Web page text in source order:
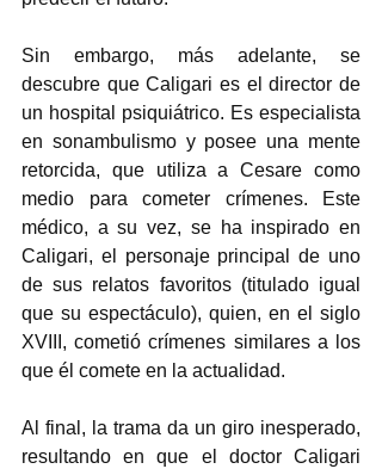
Sin embargo, más adelante, se
descubre que Caligari es el director de
un hospital psiquiátrico. Es especialista
en sonambulismo y posee una mente
retorcida, que utiliza a Cesare como
medio para cometer crímenes. Este
médico, a su vez, se ha inspirado en
Caligari, el personaje principal de uno
de sus relatos favoritos (titulado igual
que su espectáculo), quien, en el siglo
XVIII, cometió crímenes similares a los
que él comete en la actualidad.
Al final, la trama da un giro inesperado,
resultando en que el doctor Caligari